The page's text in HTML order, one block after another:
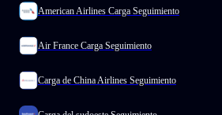
American Airlines Carga Seguimiento
Air France Carga Seguimiento
Carga de China Airlines Seguimiento